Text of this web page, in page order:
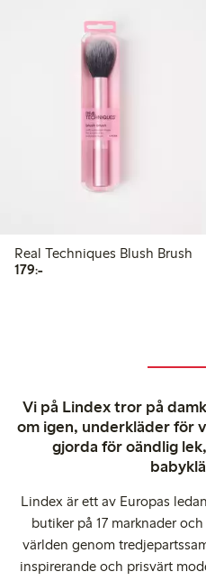
Real Techniques Blush Brush
179:-179,00 kr
Vi på Lindex tror på
om igen, underkläder för
gjorda för oändlig
Lindex är ett av Europas
butiker på 17 marknader
världen genom
inspirerande och prisvärt